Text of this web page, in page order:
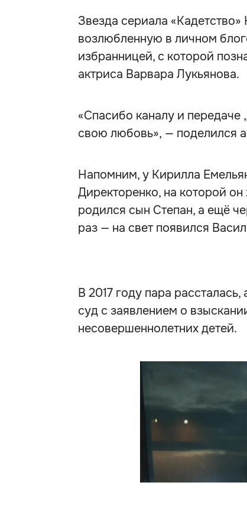
Звезда сериала
возлюбленную в личном
избранницей, с которой
актриса Варвара Лукьянова.
«Спасибо каналу и
свою любовь», — поделился
Напомним, у Кирилла
Директоренко, на которой он
родился сын Степан, а ещё
раз — на свет появился
В 2017 году пара
суд с заявлением о
несовершеннолетних детей.